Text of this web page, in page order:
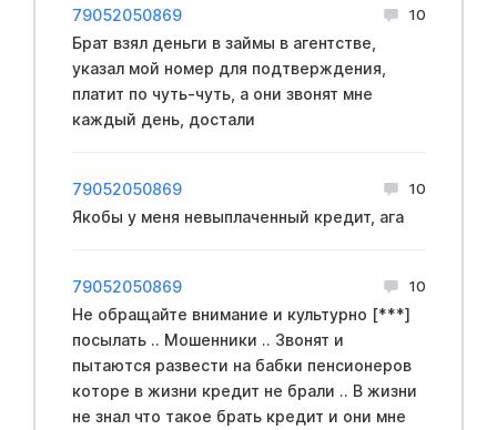
79052050869 10
Брат взял деньги в займы в агентстве,
указал мой номер для подтверждения,
платит по чуть-чуть, а они звонят мне
каждый день, достали
79052050869 10
Якобы у меня невыплаченный кредит, ага
79052050869 10
Не обращайте внимание и культурно [***]
посылать .. Мошенники .. Звонят и
пытаются развести на бабки пенсионеров
которе в жизни кредит не брали .. В жизни
не знал что такое брать кредит и они мне